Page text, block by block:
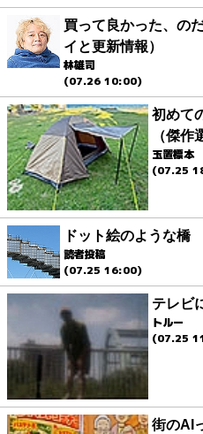
買って良かった、の
イと更新情報）
林雄司
(07.26 10:00)
初めて
（傑作
玉置標本
(07.25
ドット絵のような橋
読者投稿
(07.25 16:00)
テレビ
トルー
(07.25
街のAI